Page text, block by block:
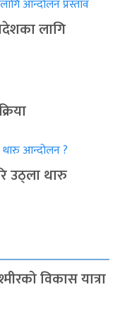
लागि
उठ्ला थारु
विकास यात्रा